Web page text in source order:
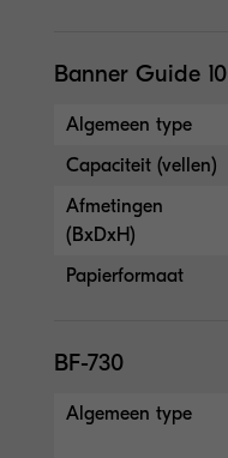
Banner Guide 10
Algemeen type
Capaciteit (vellen)
Afmetingen
(BxDxH)
Papierformaat
BF-730
Algemeen type